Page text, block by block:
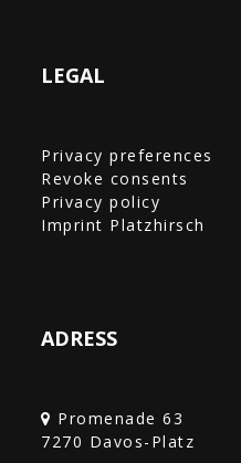
LEGAL
Privacy preferences
Revoke consents
Privacy policy
Imprint Platzhirsch
ADRESS
Promenade 63